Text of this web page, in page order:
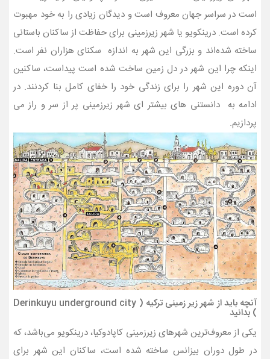
است در سراسر جهان معروف است و دیدگان زیادی را به خود مهبوت
کرده است. درينکويو یا شهر زیرزمینی برای حفاظت از ساکنان باستانی
ساخته شده‌اند و بزرگی این شهر به اندازه سکنای هزاران نفر است.
اینکه چرا این شهر در دل زمین ساخت شده است پیداست، ساکنین
آن دوره این شهر را برای زندگی خود را خفای کامل بنا کردنند. در
ادامه به دانستنی های بیشتر ای شهر زیرزمینی پر از سر و راز می
پردازیم.
آنچه باید از شهر زیر زمینی ترکیه ( Derinkuyu underground city
) بدانید
یکی از معروف‌ترین شهرهای زیرزمینی کاپادوکیا، درينکويو می‌باشد، که
در طول دوران بیزانس ساخته شده است، ساکنان این شهر برای